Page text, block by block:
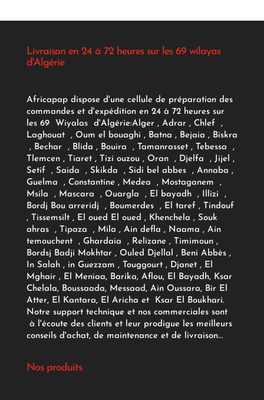
Livraison en 24 à 72 heures sur les 69 wilayas
d'Algérie
Africapap dispose d'une cellule de préparation des
commandes et d'expédition en 24 à 72 heures sur
les 69 Wiyalas d'Algérie:Alger , Adrar, Chlef ,
Laghouat , Oum el bouaghi , Batna , Bejaia , Biskra
, Bechar , Blida , Bouira , Tamanrasset , Tebessa ,
Tlemcen , Tiaret , Tizi ouzou , Oran , Djelfa , Jijel ,
Setif , Saida , Skikda , Sidi bel abbes , Annaba ,
Guelma , Constantine , Medea , Mostaganem ,
Msila , Mascara , Ouargla , El bayadh , Illizi ,
Bordj Bou arreridj , Boumerdes , El taref , Tindouf
, Tissemsilt , El oued El oued , Khenchela , Souk
ahras , Tipaza , Mila , Ain defla , Naama , Ain
temouchent , Ghardaia , Relizane , Timimoun ,
Bordsj Badji Mokhtar , Ouled Djellal , Beni Abbès ,
In Salah , in Guezzam , Touggourt , Djanet , El
Mghair , El Meniaa, Barika, Aflou, El Bayadh, Ksar
Chelala, Boussaada, Messaad, Ain Oussara, Bir El
Atter, El Kantara, El Aricha et Ksar El Boukhari.
Notre support technique et nos commerciales sont
à l'écoute des clients et leur prodigue les meilleurs
conseils d'achat, de maintenance et de livraison...
Nos produits